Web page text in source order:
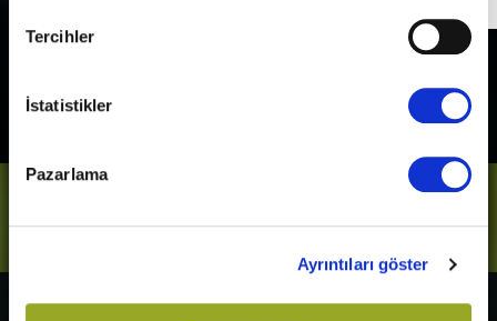
Tercihler
İstatistikler
Pazarlama
Ayrıntıları göster